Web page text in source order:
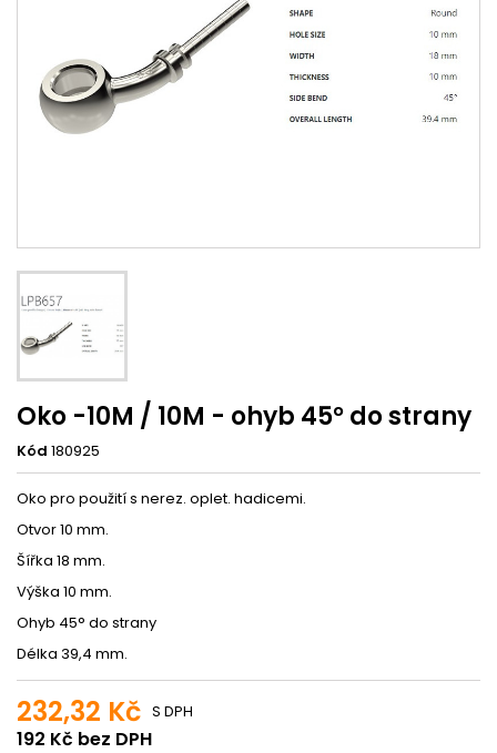
Oko -10M / 10M - ohyb 45° do strany
Kód 180925
Oko pro použití s nerez. oplet. hadicemi.
Otvor 10 mm.
Šířka 18 mm.
Výška 10 mm.
Ohyb 45° do strany
Délka 39,4 mm.
232,32 Kč
192 Kč bez DPH
S DPH